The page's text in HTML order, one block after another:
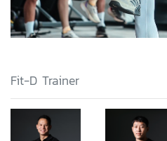
Fit-D Trainer